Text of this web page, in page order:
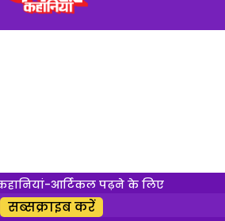
आर्टिकल पढ़ने के लिए
सब्सक्राइब करें